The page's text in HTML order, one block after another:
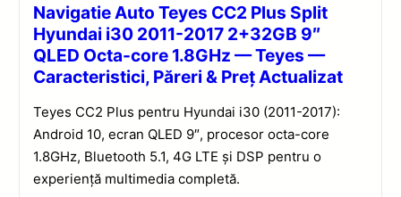
Navigatie Auto Teyes CC2 Plus Split
Hyundai i30 2011-2017 2+32GB 9″
QLED Octa-core 1.8GHz — Teyes —
Caracteristici, Păreri & Preț Actualizat
Teyes CC2 Plus pentru Hyundai i30 (2011-2017):
Android 10, ecran QLED 9″, procesor octa-core
1.8GHz, Bluetooth 5.1, 4G LTE și DSP pentru o
experiență multimedia completă.